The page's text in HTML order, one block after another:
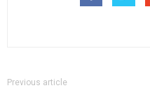
Previous article